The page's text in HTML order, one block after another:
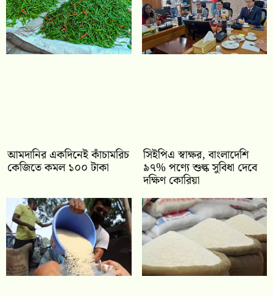
আমদানির একদিনেই কাঁচামরিচ
কেজিতে কমল ১০০ টাকা
সিইপিএ স্বাক্ষর, বাংলাদেশি
৯৭% পণ্যে শুল্ক সুবিধা দেবে
দক্ষিণ কোরিয়া